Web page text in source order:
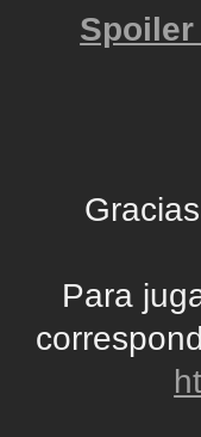
Para